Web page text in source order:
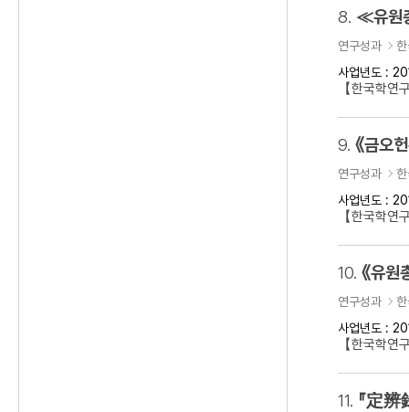
8. ≪유원
연구성과
사업년도 :
【한국
9. 《금오
연구성과
사업년도 :
【한국학
10. 《유
연구성과
사업년도 :
【한국학
11. 『定辨